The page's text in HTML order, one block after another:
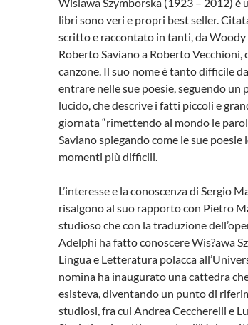
libri sono veri e propri best seller.
scritto e raccontato in tanti, da Woody
Roberto Saviano a Roberto Vecchioni,
canzone. Il suo nome è tanto difficile
entrare nelle sue poesie, seguendo un
lucido, che descrive i fatti piccoli e
giornata “rimettendo al mondo le
Saviano spiegando come le sue
momenti più difficili.
L’interesse e la conoscenza di Sergio
risalgono al suo rapporto con Pietro
studioso che con la traduzione
Adelphi ha fatto conoscere Wis?awa
Lingua e Letteratura polacca
nomina ha inaugurato una cattedra
esisteva, diventando un punto di
studiosi, fra cui Andrea Ceccherelli e